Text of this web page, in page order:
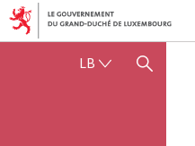
LB SHOW HIDE SEARCH